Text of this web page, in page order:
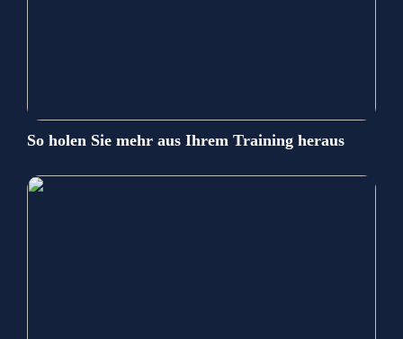
So holen Sie mehr aus Ihrem Training heraus